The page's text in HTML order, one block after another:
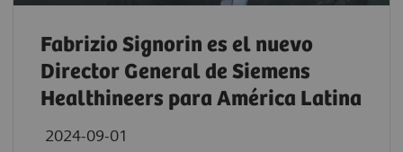
Fabrizio Signorin es el nuevo
Director General de Siemens
Healthineers para América Latina
2024-09-01